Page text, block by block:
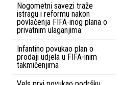
Nogometni savezi traže
istragu i reformu nakon
povlačenja FIFA-inog plana o
privatnim ulaganjima
Infantino povukao plan o
prodaji udjela u FIFA-inim
takmičenjima